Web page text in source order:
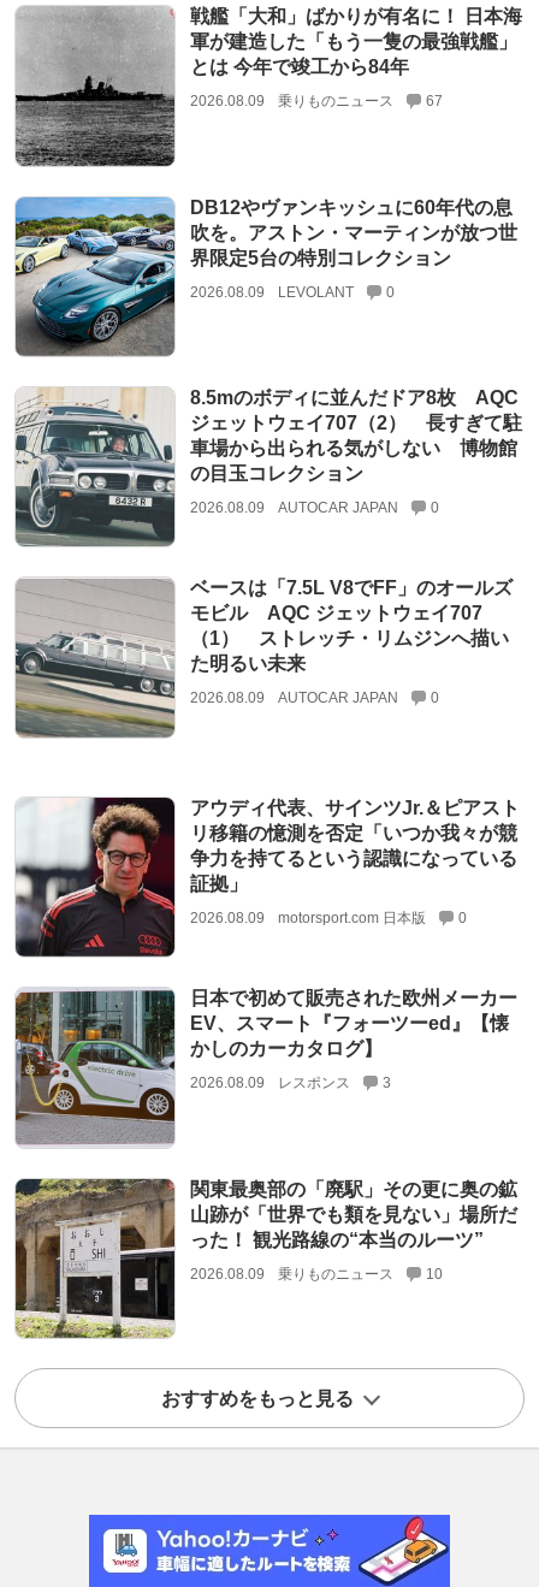
戦艦「大和」ばかりが有名に！ 日本海
軍が建造した「もう一隻の最強戦艦」
とは 今年で竣工から84年
2026.08.09 乗りものニュース 67
DB12やヴァンキッシュに60年代の息
吹を。アストン・マーティンが放つ世
界限定5台の特別コレクション
2026.08.09 LEVOLANT 0
8.5mのボディに並んだドア8枚 AQC
ジェットウェイ707（2） 長すぎて駐
車場から出られる気がしない 博物館
の目玉コレクション
2026.08.09 AUTOCAR JAPAN 0
ベースは「7.5L V8でFF」のオールズ
モビル AQC ジェットウェイ707
（1） ストレッチ・リムジンへ描い
た明るい未来
2026.08.09 AUTOCAR JAPAN 0
アウディ代表、サインツJr.＆ピアスト
リ移籍の憶測を否定「いつか我々が競
争力を持てるという認識になっている
証拠」
2026.08.09 motorsport.com 日本版 0
日本で初めて販売された欧州メーカー
EV、スマート『フォーツーed』【懐
かしのカーカタログ】
2026.08.09 レスポンス 3
関東最奥部の「廃駅」その更に奥の鉱
山跡が「世界でも類を見ない」場所だ
った！ 観光路線の“本当のルーツ”
2026.08.09 乗りものニュース 10
おすすめをもっと見る